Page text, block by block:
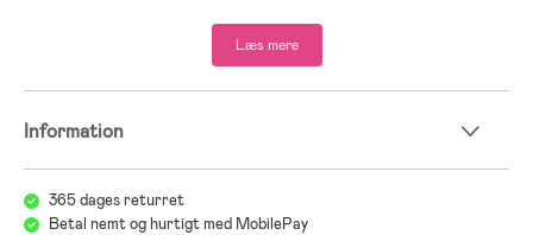
Læs mere
Information
365 dages returret
Betal nemt og hurtigt med MobilePay